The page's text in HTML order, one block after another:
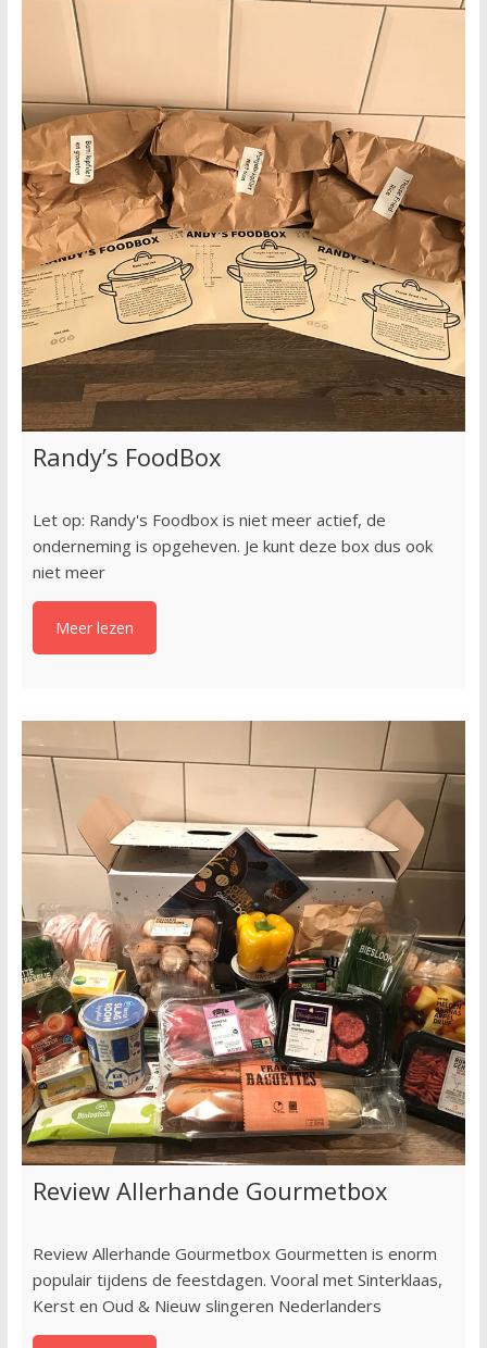
Randy’s FoodBox
Let op: Randy's Foodbox is niet meer actief, de
onderneming is opgeheven. Je kunt deze box dus ook
niet meer
Meer lezen
Review Allerhande Gourmetbox
Review Allerhande Gourmetbox Gourmetten is enorm
populair tijdens de feestdagen. Vooral met Sinterklaas,
Kerst en Oud & Nieuw slingeren Nederlanders